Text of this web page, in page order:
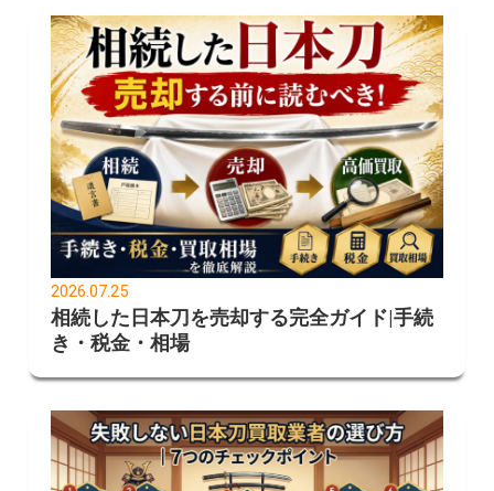
2026.07.25
相続した日本刀を売却する完全ガイド|手続
き・税金・相場